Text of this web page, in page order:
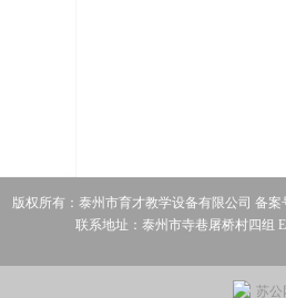
版权所有：泰州市育才教学设备有限公司 备案
联系地址：泰州市寺巷屠桥村四组
苏公